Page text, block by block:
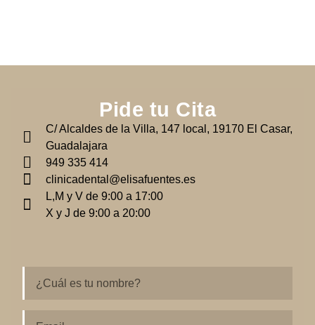
Pide tu Cita
C/ Alcaldes de la Villa, 147 local, 19170 El Casar,
Guadalajara
949 335 414
clinicadental@elisafuentes.es
L,M y V de 9:00 a 17:00
X y J de 9:00 a 20:00